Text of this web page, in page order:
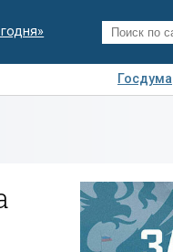
Госдума